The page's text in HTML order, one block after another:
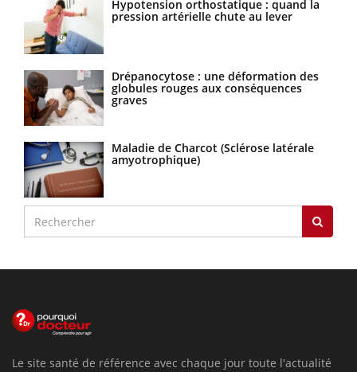
Hypotension orthostatique : quand la
pression artérielle chute au lever
Drépanocytose : une déformation des
globules rouges aux conséquences
graves
Maladie de Charcot (Sclérose latérale
amyotrophique)
Le site santé de référence avec chaque jour toute l'actualité